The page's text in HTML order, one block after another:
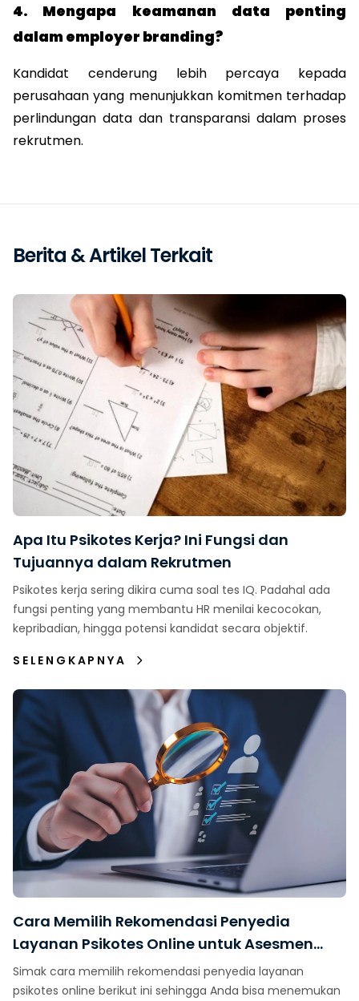
4. Mengapa keamanan data penting
dalam employer branding?
Kandidat cenderung lebih percaya kepada
perusahaan yang menunjukkan komitmen terhadap
perlindungan data dan transparansi dalam proses
rekrutmen.
Berita & Artikel Terkait
Apa Itu Psikotes Kerja? Ini Fungsi dan
Tujuannya dalam Rekrutmen
Psikotes kerja sering dikira cuma soal tes IQ. Padahal ada
fungsi penting yang membantu HR menilai kecocokan,
kepribadian, hingga potensi kandidat secara objektif.
SELENGKAPNYA
Cara Memilih Rekomendasi Penyedia
Layanan Psikotes Online untuk Asesmen
Karyawan
Simak cara memilih rekomendasi penyedia layanan
psikotes online berikut ini sehingga Anda bisa menemukan